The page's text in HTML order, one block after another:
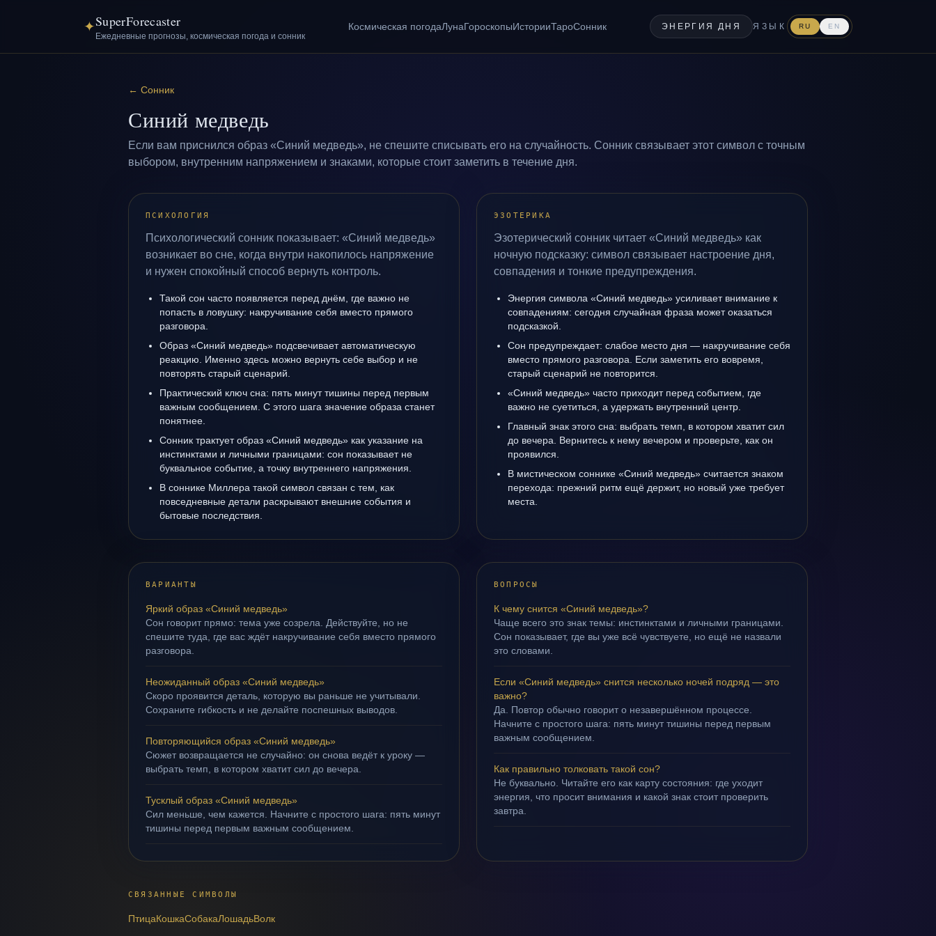
✦SuperForecaster
Ежедневные прогнозы, космическая погода и сонник
Космическая погодаЛунаГороскопыИсторииТароСонник ЭНЕРГИЯ ДНЯ ЯЗЫК RU EN
← Сонник
Синий медведь
Если вам приснился образ «Синий медведь», не спешите списывать его на случайность. Сонник связывает этот символ с точным
выбором, внутренним напряжением и знаками, которые стоит заметить в течение дня.
ПСИХОЛОГИЯ
Психологический сонник показывает: «Синий медведь»
возникает во сне, когда внутри накопилось напряжение
и нужен спокойный способ вернуть контроль.
Такой сон часто появляется перед днём, где важно не
попасть в ловушку: накручивание себя вместо прямого
разговора.
Образ «Синий медведь» подсвечивает автоматическую
реакцию. Именно здесь можно вернуть себе выбор и не
повторять старый сценарий.
Практический ключ сна: пять минут тишины перед первым
важным сообщением. С этого шага значение образа станет
понятнее.
Сонник трактует образ «Синий медведь» как указание на
инстинктами и личными границами: сон показывает не
буквальное событие, а точку внутреннего напряжения.
В соннике Миллера такой символ связан с тем, как
повседневные детали раскрывают внешние события и
бытовые последствия.
ЭЗОТЕРИКА
Эзотерический сонник читает «Синий медведь» как
ночную подсказку: символ связывает настроение дня,
совпадения и тонкие предупреждения.
Энергия символа «Синий медведь» усиливает внимание к
совпадениям: сегодня случайная фраза может оказаться
подсказкой.
Сон предупреждает: слабое место дня — накручивание себя
вместо прямого разговора. Если заметить его вовремя,
старый сценарий не повторится.
«Синий медведь» часто приходит перед событием, где
важно не суетиться, а удержать внутренний центр.
Главный знак этого сна: выбрать темп, в котором хватит сил
до вечера. Вернитесь к нему вечером и проверьте, как он
проявился.
В мистическом соннике «Синий медведь» считается знаком
перехода: прежний ритм ещё держит, но новый уже требует
места.
ВАРИАНТЫ
Яркий образ «Синий медведь»
Сон говорит прямо: тема уже созрела. Действуйте, но не
спешите туда, где вас ждёт накручивание себя вместо прямого
разговора.
Неожиданный образ «Синий медведь»
Скоро проявится деталь, которую вы раньше не учитывали.
Сохраните гибкость и не делайте поспешных выводов.
Повторяющийся образ «Синий медведь»
Сюжет возвращается не случайно: он снова ведёт к уроку —
выбрать темп, в котором хватит сил до вечера.
Тусклый образ «Синий медведь»
Сил меньше, чем кажется. Начните с простого шага: пять минут
тишины перед первым важным сообщением.
ВОПРОСЫ
К чему снится «Синий медведь»?
Чаще всего это знак темы: инстинктами и личными границами.
Сон показывает, где вы уже всё чувствуете, но ещё не назвали
это словами.
Если «Синий медведь» снится несколько ночей подряд — это
важно?
Да. Повтор обычно говорит о незавершённом процессе.
Начните с простого шага: пять минут тишины перед первым
важным сообщением.
Как правильно толковать такой сон?
Не буквально. Читайте его как карту состояния: где уходит
энергия, что просит внимания и какой знак стоит проверить
завтра.
СВЯЗАННЫЕ СИМВОЛЫ
ПтицаКошкаСобакаЛошадьВолк